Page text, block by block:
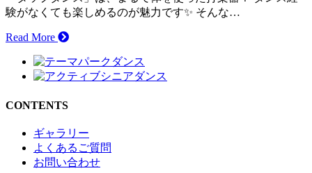
験がなくても楽しめるのが魅力です✨ そんな…
Read More
CONTENTS
ギャラリー
よくあるご質問
お問い合わせ